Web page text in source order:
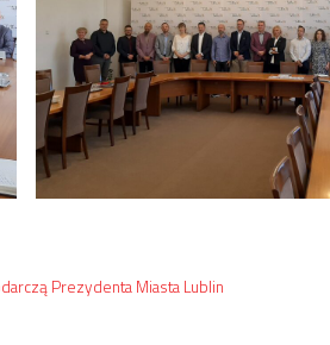
Prezydenta Miasta Lublin